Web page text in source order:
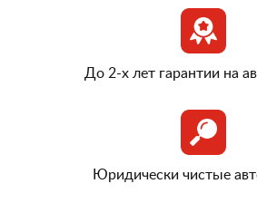
До 2-х лет гарантии на
Юридически чистые